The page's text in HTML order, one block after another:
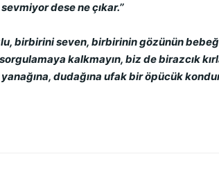
dese ne çıkar.’’
birbirini seven, birbirinin gözünün
kalkmayın, biz de birazcık
dudağına ufak bir öpücük